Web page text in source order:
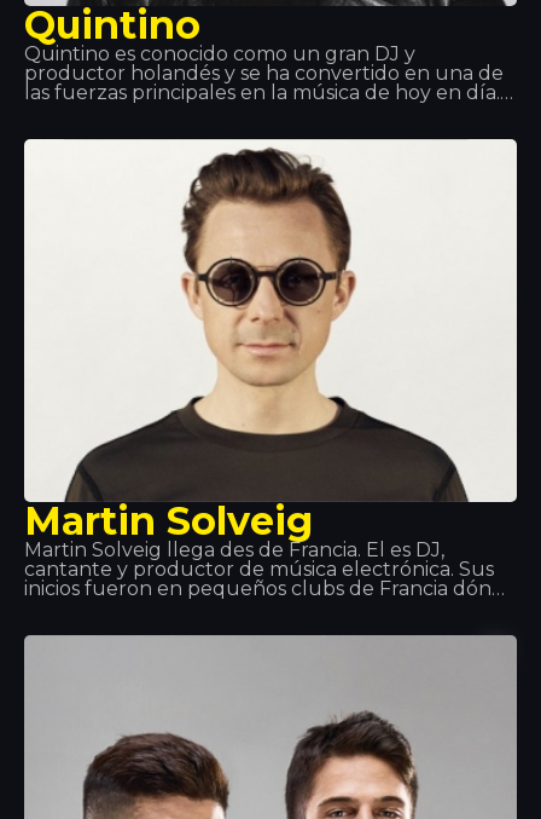
Quintino
Quintino es conocido como un gran DJ y
productor holandés y se ha convertido en una de
las fuerzas principales en la música de hoy en día.
su trabajo y se ha convertido en uno de los
principales músicos. Es por eso que su compañía
siempre es ¡bienvenida!
Martin Solveig
Martin Solveig llega des de Francia. Él es DJ,
cantante y productor de música electrónica. Sus
inicios fueron en pequeños clubs de Francia dónde
de DJ, como de director artístico. Temas como
placer de verlo en directo en Tropics y sólo
podemos decir una palaba: ¡Espectacular!